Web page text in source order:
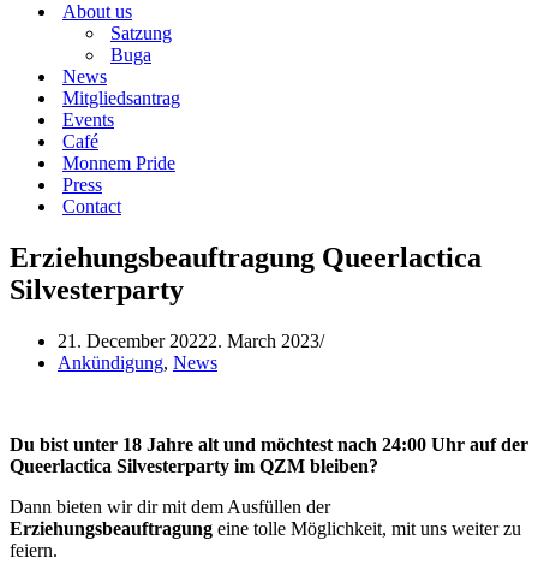
About us
Satzung
Buga
News
Mitgliedsantrag
Events
Café
Monnem Pride
Press
Contact
Erziehungsbeauftragung Queerlactica
Silvesterparty
21. December 20222. March 2023
Ankündigung, News
Du bist unter 18 Jahre alt und möchtest nach 24:00 Uhr auf der
Queerlactica Silvesterparty im QZM bleiben?
Dann bieten wir dir mit dem Ausfüllen der
Erziehungsbeauftragung eine tolle Möglichkeit, mit uns weiter zu
feiern.